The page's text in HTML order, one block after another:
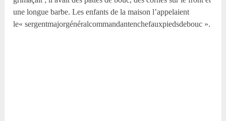
une longue barbe. Les enfants de la maison l’appelaient
le« sergentmajor­généralcommandantenchefauxpiedsdebouc ».